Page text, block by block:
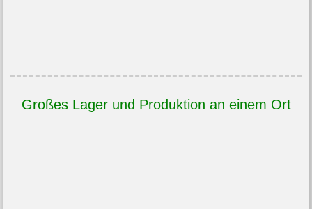
Großes Lager und Produktion an einem Ort